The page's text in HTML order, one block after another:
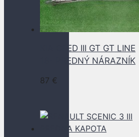
KIA CEED III GT GT LINE
18- PREDNÝ NÁRAZNÍK
87 €